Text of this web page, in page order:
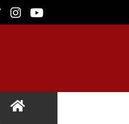
(current)